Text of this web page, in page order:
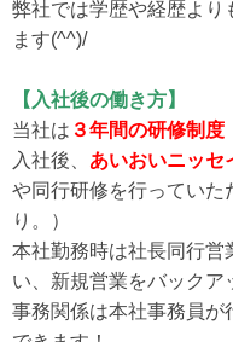
弊社では学歴や経歴より
ます(^^)/
【入社後の働き方】
当社は ３年間の研修制度
入社後、 あいおいニッセ
や同行研修を行っていた
り。）
本社勤務時は社長同行営
い、新規営業をバックア
事務関係は本社事務員が